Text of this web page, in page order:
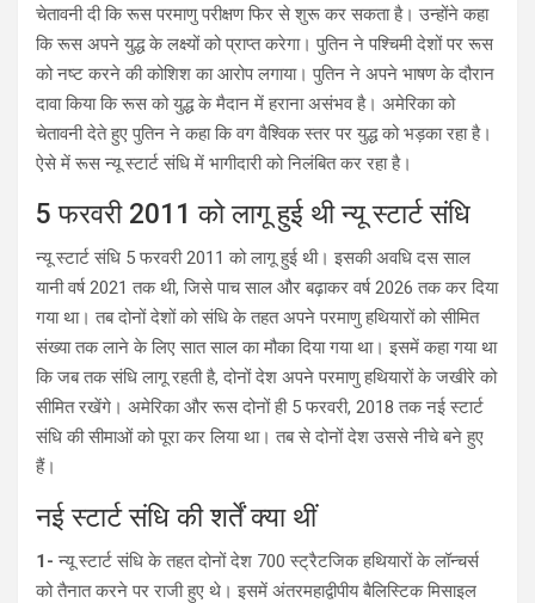
चेतावनी दी कि रूस परमाणु परीक्षण फिर से शुरू कर सकता है। उन्होंने कहा
कि रूस अपने युद्ध के लक्ष्यों को प्राप्त करेगा। पुतिन ने पश्चिमी देशों पर रूस
को नष्ट करने की कोशिश का आरोप लगाया। पुतिन ने अपने भाषण के दौरान
दावा किया कि रूस को युद्ध के मैदान में हराना असंभव है। अमेरिका को
चेतावनी देते हुए पुतिन ने कहा कि वग वैश्विक स्तर पर युद्ध को भड़का रहा है।
ऐसे में रूस न्यू स्टार्ट संधि में भागीदारी को निलंबित कर रहा है।
5 फरवरी 2011 को लागू हुई थी न्यू स्टार्ट संधि
न्यू स्टार्ट संधि 5 फरवरी 2011 को लागू हुई थी। इसकी अवधि दस साल
यानी वर्ष 2021 तक थी, जिसे पाच साल और बढ़ाकर वर्ष 2026 तक कर दिया
गया था। तब दोनों देशों को संधि के तहत अपने परमाणु हथियारों को सीमित
संख्या तक लाने के लिए सात साल का मौका दिया गया था। इसमें कहा गया था
कि जब तक संधि लागू रहती है, दोनों देश अपने परमाणु हथियारों के जखीरे को
सीमित रखेंगे। अमेरिका और रूस दोनों ही 5 फरवरी, 2018 तक नई स्टार्ट
संधि की सीमाओं को पूरा कर लिया था। तब से दोनों देश उससे नीचे बने हुए
हैं।
नई स्टार्ट संधि की शर्तें क्या थीं
1-न्यू स्टार्ट संधि के तहत दोनों देश 700 स्ट्रैटजिक हथियारों के लॉन्चर्स
को तैनात करने पर राजी हुए थे। इसमें अंतरमहाद्वीपीय बैलिस्टिक मिसाइल